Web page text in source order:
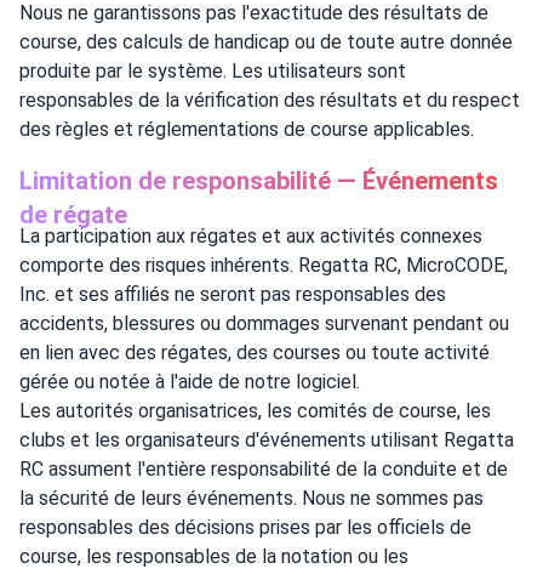
Nous ne garantissons pas l'exactitude des résultats de
course, des calculs de handicap ou de toute autre donnée
produite par le système. Les utilisateurs sont
responsables de la vérification des résultats et du respect
des règles et réglementations de course applicables.
Limitation de responsabilité — Événements
de régate
La participation aux régates et aux activités connexes
comporte des risques inhérents. Regatta RC, MicroCODE,
Inc. et ses affiliés ne seront pas responsables des
accidents, blessures ou dommages survenant pendant ou
en lien avec des régates, des courses ou toute activité
gérée ou notée à l'aide de notre logiciel.
Les autorités organisatrices, les comités de course, les
clubs et les organisateurs d'événements utilisant Regatta
RC assument l'entière responsabilité de la conduite et de
la sécurité de leurs événements. Nous ne sommes pas
responsables des décisions prises par les officiels de
course, les responsables de la notation ou les